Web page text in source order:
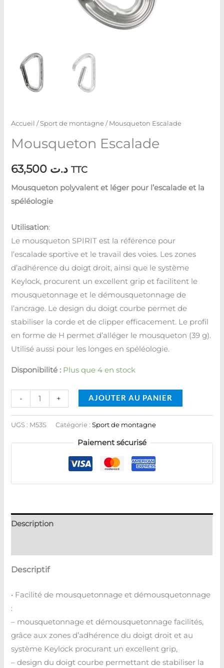
Accueil /Sport de montagne/ Mousqueton Escalade
Mousqueton Escalade
د.ت TTC
Mousqueton polyvalent et léger pour l’escalade et la
spéléologie
Utilisation:
Le mousqueton SPIRIT est la référence pour
l’escalade sportive et le travail des voies. Les zones
d’adhérence du doigt droit, ainsi que le système
Keylock, procurent un excellent grip et facilitent le
mousquetonnage et le démousquetonnage de
l’ancrage. Le design du doigt courbe permet de
stabiliser la corde et de clipper efficacement. Le profil
en forme de H permet d’alléger le mousqueton (39 g).
Utilisé aussi pour les longes en spéléologie.
Disponibilité : Plus que 4 en stock
- + AJOUTER AU PANIER
UGS : M53S Catégorie :Sport de montagne
Paiement sécurisé
Description
Descriptif
• Facilité de mousquetonnage et démousquetonnage
:
– mousquetonnage et démousquetonnage facilités,
grâce aux zones d’adhérence du doigt droit et au
système Keylock procurant un excellent grip,
– design du doigt courbe permettant de stabiliser la